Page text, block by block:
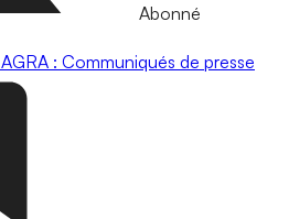
Abonné
AGRA : Communiqués de presse